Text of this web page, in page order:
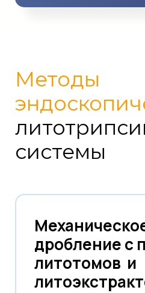
Методы
системы
дробление с
литотомов и